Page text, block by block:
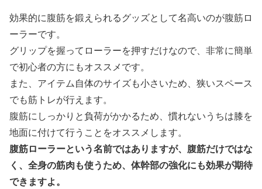
効果的に腹筋を鍛えられるグッズとして名高いのが腹筋ロ
ーラーです。
グリップを握ってローラーを押すだけなので、非常に簡単
で初心者の方にもオススメです。
また、アイテム自体のサイズも小さいため、狭いスペース
でも筋トレが行えます。
腹筋にしっかりと負荷がかかるため、慣れないうちは膝を
地面に付けて行うことをオススメします。
腹筋ローラーという名前ではありますが、腹筋だけではな
く、全身の筋肉も使うため、体幹部の強化にも効果が期待
できますよ。